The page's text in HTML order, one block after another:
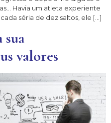
Havia um atleta experiente
séria de dez saltos, ele […]
sua
valores